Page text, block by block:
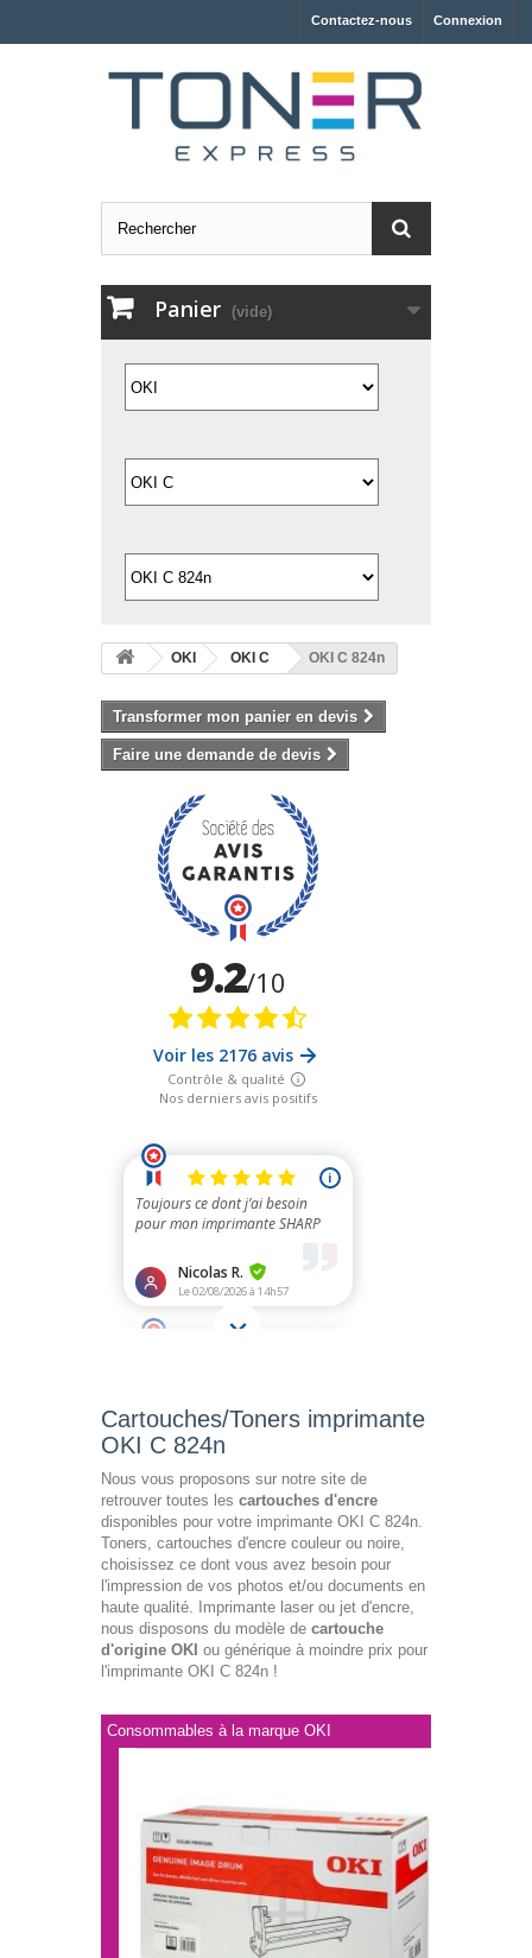
Connexion
Contactez-nous
Panier (vide)
OKI OKI C OKI C 824n
Transformer mon panier en devis
Faire une demande de devis
Cartouches/Toners imprimante
OKI C 824n
Nous vous proposons sur notre site de
retrouver toutes les cartouches d'encre
disponibles pour votre imprimante OKI C 824n.
Toners, cartouches d'encre couleur ou noire,
choisissez ce dont vous avez besoin pour
l'impression de vos photos et/ou documents en
haute qualité. Imprimante laser ou jet d'encre,
nous disposons du modèle de cartouche
d'origine OKI ou générique à moindre prix pour
l'imprimante OKI C 824n !
Consommables à la marque OKI